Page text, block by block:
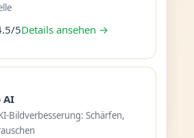
5Details ansehen →
AI
Bildverbesserung: Schärfen,